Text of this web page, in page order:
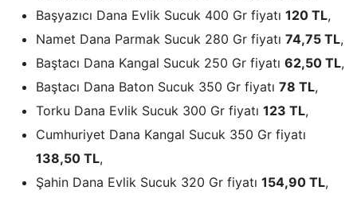
Başyazıcı Dana Evlik Sucuk 400 Gr fiyatı 120 TL,
Namet Dana Parmak Sucuk 280 Gr fiyatı 74,75 TL,
Baştacı Dana Kangal Sucuk 250 Gr fiyatı 62,50 TL,
Baştacı Dana Baton Sucuk 350 Gr fiyatı 78 TL,
Torku Dana Evlik Sucuk 300 Gr fiyatı 123 TL,
Cumhuriyet Dana Kangal Sucuk 350 Gr fiyatı
138,50 TL,
Şahin Dana Evlik Sucuk 320 Gr fiyatı 154,90 TL,